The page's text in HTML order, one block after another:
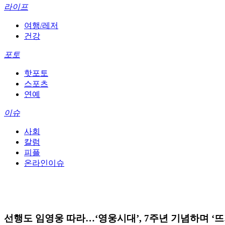
라이프
여행/레저
건강
포토
핫포토
스포츠
연예
이슈
사회
칼럼
피플
온라인이슈
선행도 임영웅 따라…‘영웅시대’, 7주년 기념하며 ‘뜨